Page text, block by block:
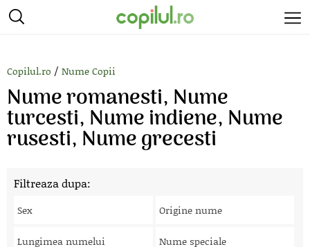
Copilul.ro / Nume Copii
Nume romanesti, Nume
turcesti, Nume indiene, Nume
rusesti, Nume grecesti
Filtreaza dupa:
Sex Origine nume
Lungimea numelui Nume speciale